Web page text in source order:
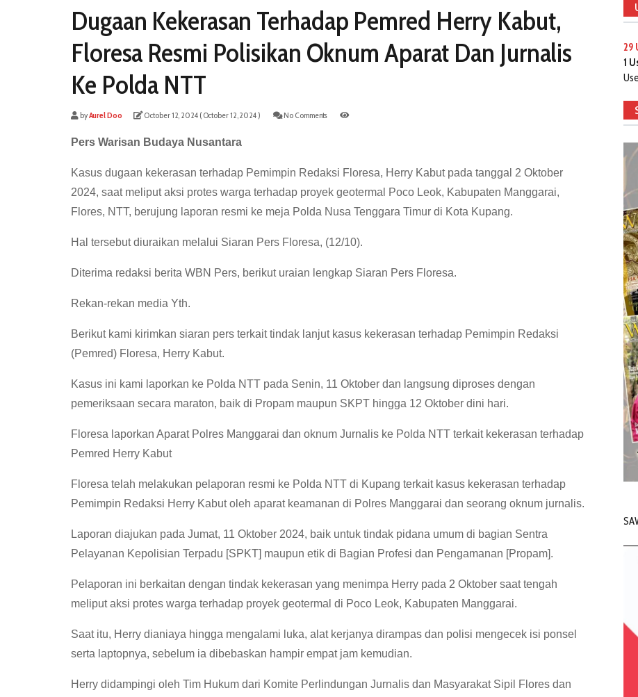
Dugaan Kekerasan Terhadap Pemred Herry Kabut,
Floresa Resmi Polisikan Oknum Aparat Dan Jurnalis
Ke Polda NTT
byAurel Doo October 12, 2024 ( October 12, 2024 ) No Comments
Pers Warisan Budaya Nusantara
Kasus dugaan kekerasan terhadap Pemimpin Redaksi Floresa, Herry Kabut pada tanggal 2 Oktober
2024, saat meliput aksi protes warga terhadap proyek geotermal Poco Leok, Kabupaten Manggarai,
Flores, NTT, berujung laporan resmi ke meja Polda Nusa Tenggara Timur di Kota Kupang.
Hal tersebut diuraikan melalui Siaran Pers Floresa, (12/10).
Diterima redaksi berita WBN Pers, berikut uraian lengkap Siaran Pers Floresa.
Rekan-rekan media Yth.
Berikut kami kirimkan siaran pers terkait tindak lanjut kasus kekerasan terhadap Pemimpin Redaksi
(Pemred) Floresa, Herry Kabut.
Kasus ini kami laporkan ke Polda NTT pada Senin, 11 Oktober dan langsung diproses dengan
pemeriksaan secara maraton, baik di Propam maupun SKPT hingga 12 Oktober dini hari.
Floresa laporkan Aparat Polres Manggarai dan oknum Jurnalis ke Polda NTT terkait kekerasan terhadap
Pemred Herry Kabut
Floresa telah melakukan pelaporan resmi ke Polda NTT di Kupang terkait kasus kekerasan terhadap
Pemimpin Redaksi Herry Kabut oleh aparat keamanan di Polres Manggarai dan seorang oknum jurnalis.
Laporan diajukan pada Jumat, 11 Oktober 2024, baik untuk tindak pidana umum di bagian Sentra
Pelayanan Kepolisian Terpadu [SPKT] maupun etik di Bagian Profesi dan Pengamanan [Propam].
Pelaporan ini berkaitan dengan tindak kekerasan yang menimpa Herry pada 2 Oktober saat tengah
meliput aksi protes warga terhadap proyek geotermal di Poco Leok, Kabupaten Manggarai.
Saat itu, Herry dianiaya hingga mengalami luka, alat kerjanya dirampas dan polisi mengecek isi ponsel
serta laptopnya, sebelum ia dibebaskan hampir empat jam kemudian.
Herry didampingi oleh Tim Hukum dari Komite Perlindungan Jurnalis dan Masyarakat Sipil Flores dan
29
1